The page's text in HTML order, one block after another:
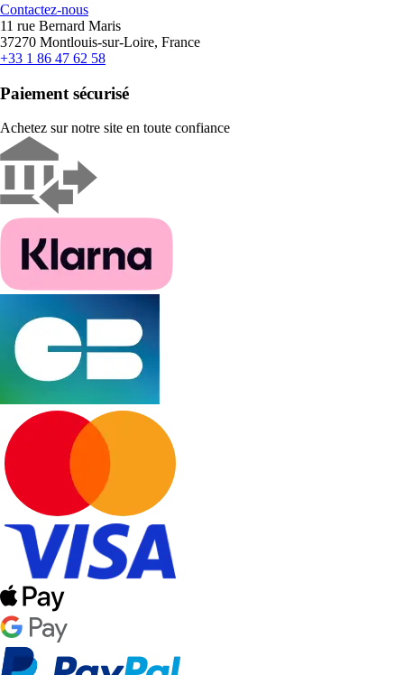
Contactez-nous
11 rue Bernard Maris
37270 Montlouis-sur-Loire, France
+33 1 86 47 62 58
Paiement sécurisé
Achetez sur notre site en toute confiance